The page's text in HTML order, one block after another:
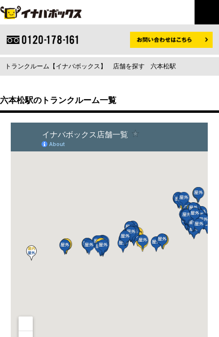
トランクルーム【イナバボックス】 店舗を探す 六本松駅
六本松駅のトランクルーム一覧